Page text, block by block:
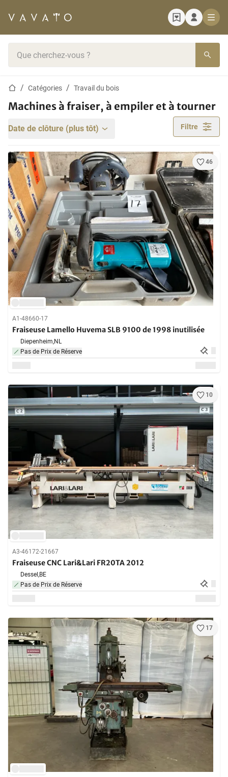
Page d'accueil
Catégories Travail du bois
Machines à fraiser, à empiler et à tourner
Date de clôture (plus tôt) Filtre
46
A1-48660-17
Fraiseuse Lamello Huvema SLB 9100 de 1998 inutilisée
Diepenheim,NL
Pas de Prix de Réserve
10
A3-46172-21667
Fraiseuse CNC Lari&Lari FR20TA 2012
Dessel,BE
Pas de Prix de Réserve
17